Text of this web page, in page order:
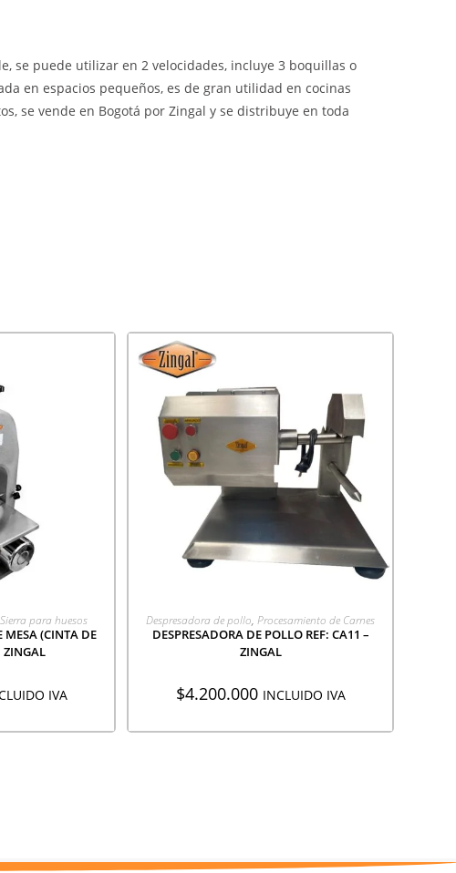
se puede utilizar en 2 velocidades, incluye 3 boquillas o
en espacios pequeños, es de gran utilidad en cocinas
se vende en Bogotá por Zingal y se distribuye en toda
Sierra para huesos
MESA (CINTA DE
ZINGAL
IVA
AGREGAR A COTIZACIÓN
Despresadora de pollo, Procesamiento de Carnes
DESPRESADORA DE POLLO REF: CA11 –
ZINGAL
$4.200.000 INCLUIDO IVA